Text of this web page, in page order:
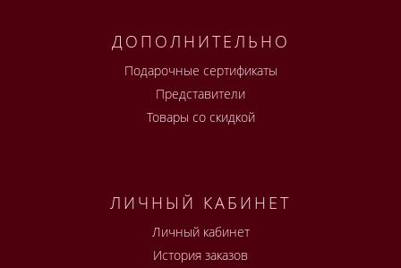
ДОПОЛНИТЕЛЬНО
Подарочные сертификаты
Представители
Товары со скидкой
ЛИЧНЫЙ КАБИНЕТ
Личный кабинет
История заказов